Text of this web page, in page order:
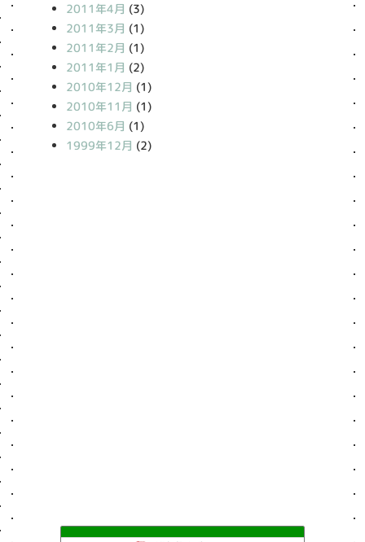
2011年4月 (3)
2011年3月 (1)
2011年2月 (1)
2011年1月 (2)
2010年12月 (1)
2010年11月 (1)
2010年6月 (1)
1999年12月 (2)